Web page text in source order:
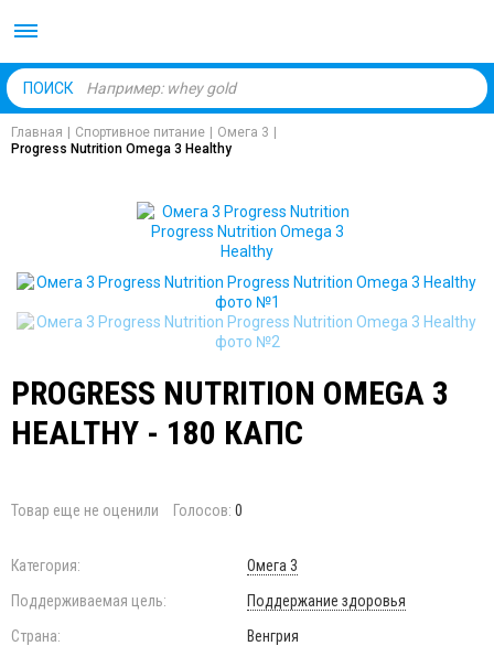
ПОИСК
Главная Спортивное питание Омега 3
Progress Nutrition Omega 3 Healthy
PROGRESS NUTRITION OMEGA 3
HEALTHY - 180 КАПС
Товар еще не оценили Голосов: 0
Категория:
Омега 3
Поддерживаемая цель:
Поддержание здоровья
Страна:
Венгрия